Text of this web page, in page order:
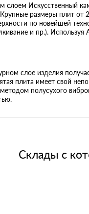
слоем Искусственный
размеры плит от
по новейшей
и пр.).
слое изделия
плита имеет свой
полусухого
Склады с